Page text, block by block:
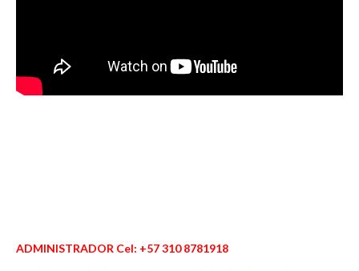
ADMINISTRADOR Cel: +57 310 8781918